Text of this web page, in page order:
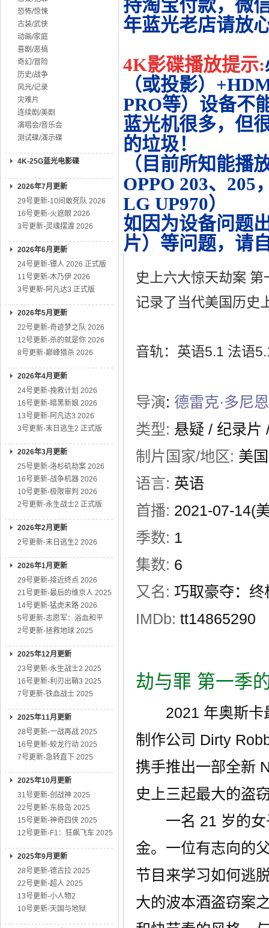
恐怖/惊悚
古装/武侠
动画/家庭
喜剧/恶搞
奇幻/冒险
历史/战争
风光/记录
灾难片
连续剧/美剧
演唱会/音乐会
测试碟/演示碟
4K-25G蓝光电影碟
2026年7月更新
29号更新-10间敢死队 2026
16号更新-火遮眼 2026
3号更新-灵魂摆渡 2026
2026年6月更新
24号更新-镖人 2026 正式版
11号更新-木乃伊 2026
3号更新-阿凡达3 正式版
2026年5月更新
22号更新-奇迹梦之队 2026
12号更新-杀的就是你 2026
8号更新-巅峰猎杀 2026
2026年4月更新
24号更新-挽救计划 2026
16号更新-暗黑新娘 2026
13号更新-阿凡达3 2026
3号更新-末日逃生2 正式版
2026年3月更新
25号更新-洛杉矶劫案 2026
16号更新-战争机器 2026
10号更新-极限审判 2026
2号更新-永生战士2 正式版
2026年2月更新
2号更新-末日逃生2 2026
2026年1月更新
29号更新-接近终点 2026
21号更新-最后的维京人 2025
14号更新-猛虎末路 2026
5号更新-志愿军：浴血和平
2号更新-拯救地球 2025
2025年12月更新
23号更新-永生战士2 2025
16号更新-利刃出鞘3 2025
7号更新-铁血战士 2025
2025年11月更新
28号更新-一战再战 2025
16号更新-蛟龙行动 2025
7号更新-急转直下 2025
2025年10月更新
31号更新-创战神 2025
22号更新-东极岛 2025
15号更新-神奇四侠 2025
12号更新-F1：狂飙飞车 2025
2025年9月更新
28号更新-德古拉 2025
22号更新-超人 2025
13号更新-小人物2
10号更新-天国与地狱
持淘宝付款，微
年蓝光老店请放
4K影碟播放提示:
（或投影）
PRO等）设备不
蓝光机很多，但
的垃圾！
（目前所知能播
OPPO 203、205
LG UP970）
如因为设备问题
片）等问题，请
史上六大惊天劫案
记录了当代美国历史
音轨：英语5.1 法语
导演: 德雷克·多尼恩
类型: 悬疑 / 纪录片
制片国家/地区: 美国
语言: 英语
首播: 2021-07-14(
季数: 1
集数: 6
又名: 巧取豪夺：
IMDb: tt14865290
劫与罪 第一季
2021 年奥斯卡最
制作公司 Dirty
携手推出一部全新
史上三起最大的盗
一名 21 岁的女
金。一位有志向的
节目来学习如何逃
大的波本酒盗窃案